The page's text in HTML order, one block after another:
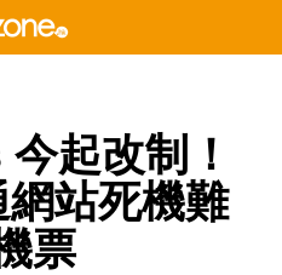
起改制！
站死機難
票